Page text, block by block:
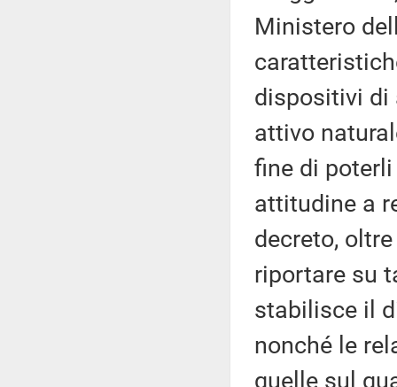
Ministero
dispositivi di
attivo
fine di
attitudine a
decreto,
riportare su
stabilisce il
nonché le
quelle sul